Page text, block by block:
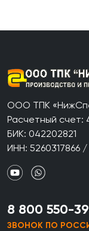
ООО ТПК
Расчетный счет:
БИК: 042202821
ИНН: 5260317866
8 800 550-
ЗВОНОК ПО